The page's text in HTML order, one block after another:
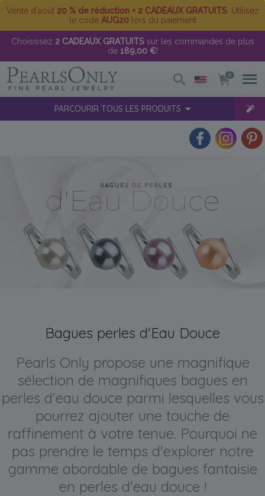
Vente d'août 20 % de réduction + 2 CADEAUX GRATUITS. Utilisez
le code AUG20lors du paiement
Choisissez 2 CADEAUX GRATUITSsur les commandes de plus
de 189,00 €!
0
PARCOURIR TOUS LES PRODUITS
Bagues perles d'Eau Douce
Pearls Only propose une magnifique
sélection de magnifiques bagues en
perles d'eau douce parmi lesquelles vous
pourrez ajouter une touche de
raffinement à votre tenue. Pourquoi ne
pas prendre le temps d'explorer notre
gamme abordable de bagues fantaisie
en perles d'eau douce !